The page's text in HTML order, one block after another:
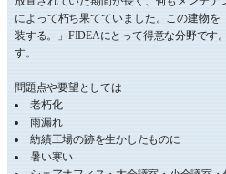
によって朽ち果てていました。この建物
装する。」FIDEAにとって得意な分野です
す。
問題点や要望としては
老朽化
雨漏れ
紡績工場の跡を生かしたものに
暑い寒い